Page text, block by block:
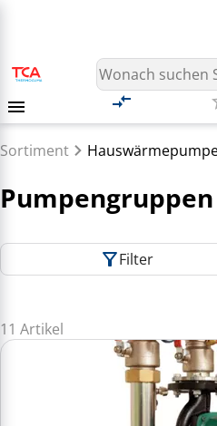
Sortiment
Pumpengruppen
Filter
11 Artikel